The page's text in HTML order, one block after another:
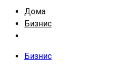
Дома
Бизнис
Бизнис